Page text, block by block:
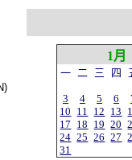
1月
一 二 三 四
3 4 5 6
10 11 12 13
17 18 19 20
24 25 26 27
31